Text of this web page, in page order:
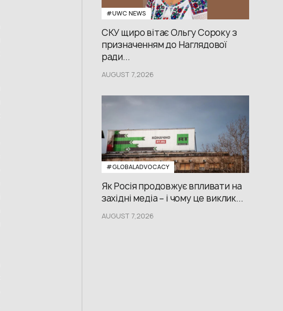
#UWС NEWS
СКУ щиро вітає Ольгу Сороку з
призначенням до Наглядової
ради...
AUGUST 7,2026
#GLOBALADVOCACY
Як Росія продовжує впливати на
західні медіа – і чому це виклик...
AUGUST 7,2026